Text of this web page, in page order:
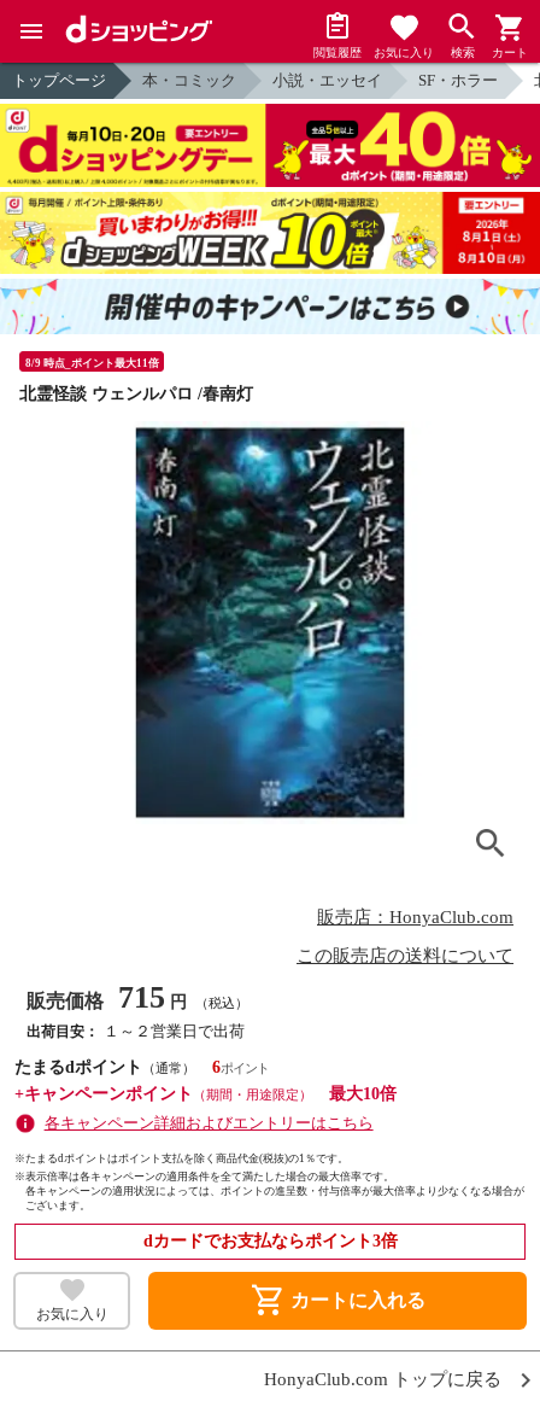
閲覧履歴 お気に入り 検索 カート
トップページ 本・コミック 小説・エッセイ SF・ホラー
8/9 時点_ポイント最大11倍
北霊怪談 ウェンルパロ /春南灯
販売店：HonyaClub.com
この販売店の送料について
販売価格 715 円 （税込）
出荷目安：
１～２営業日で出荷
たまるdポイント
（通常）
6
+キャンペーンポイント
（期間・用途限定）
最大10倍
各キャンペーン詳細およびエントリーはこちら
※たまるdポイントはポイント支払を除く商品代金(税抜)の1％です。
※表示倍率は各キャンペーンの適用条件を全て満たした場合の最大倍率です。
各キャンペーンの適用状況によっては、ポイントの進呈数・付与倍率が最大倍率より少なくなる場合が
ございます。
dカードでお支払ならポイント3倍
お気に入り shopping_cart カートに入れる
HonyaClub.com トップに戻る